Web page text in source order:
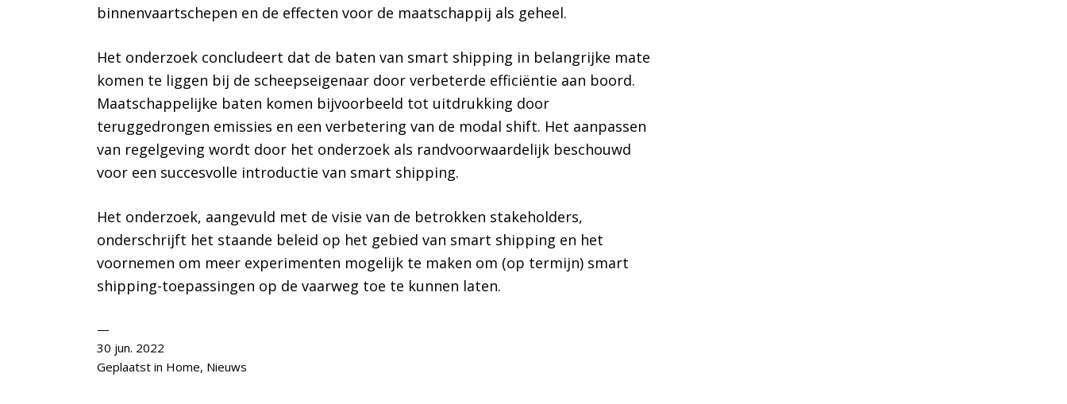
binnenvaartschepen en de effecten voor de maatschappij als geheel.
Het onderzoek concludeert dat de baten van smart shipping in belangrijke mate
komen te liggen bij de scheepseigenaar door verbeterde efficiëntie aan boord.
Maatschappelijke baten komen bijvoorbeeld tot uitdrukking door
teruggedrongen emissies en een verbetering van de modal shift. Het aanpassen
van regelgeving wordt door het onderzoek als randvoorwaardelijk beschouwd
voor een succesvolle introductie van smart shipping.
Het onderzoek, aangevuld met de visie van de betrokken stakeholders,
onderschrijft het staande beleid op het gebied van smart shipping en het
voornemen om meer experimenten mogelijk te maken om (op termijn) smart
shipping-toepassingen op de vaarweg toe te kunnen laten.
30 jun. 2022
Geplaatst in Home, Nieuws